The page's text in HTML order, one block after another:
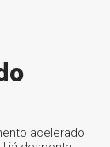
acelerado